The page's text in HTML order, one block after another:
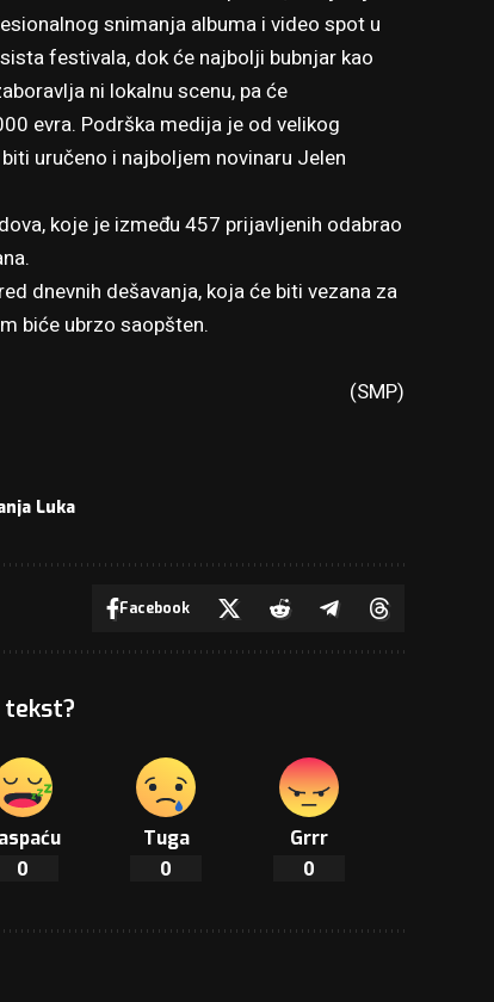
snimanja albuma i video spot u
festivala, dok će najbolji bubnjar kao
ni lokalnu scenu, pa će
evra. Podrška medija je od velikog
uručeno i najboljem novinaru Jelen
koje je između 457 prijavljenih odabrao
dnevnih dešavanja, koja će biti vezana za
biće ubrzo saopšten.
(SMP)
Luka
Facebook
tekst?
0
Tuga
0
Grrr
0